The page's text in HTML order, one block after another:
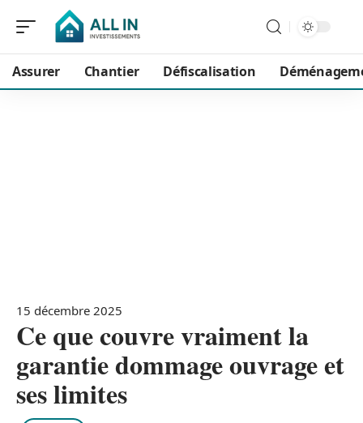
Assurer Chantier Défiscalisation
15 décembre 2025
Ce que couvre vraiment la
garantie dommage ouvrage et
ses limites